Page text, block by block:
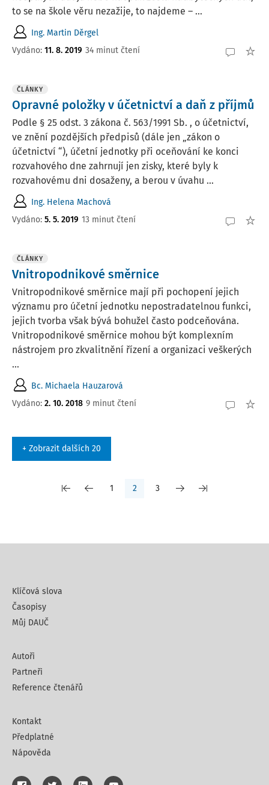
to se na škole věru nezažije, to najdeme – ...
Ing. Martin Děrgel
Vydáno: 11. 8. 2019 34 minut čtení
ČLÁNKY
Opravné položky v účetnictví a daň z příjmů
Podle § 25 odst. 3 zákona č. 563/1991 Sb. , o účetnictví,
ve znění pozdějších předpisů (dále jen „zákon o
účetnictví “), účetní jednotky při oceňování ke konci
rozvahového dne zahrnují jen zisky, které byly k
rozvahovému dni dosaženy, a berou v úvahu ...
Ing. Helena Machová
Vydáno: 5. 5. 2019 13 minut čtení
ČLÁNKY
Vnitropodnikové směrnice
Vnitropodnikové směrnice mají při pochopení jejich
významu pro účetní jednotku nepostradatelnou funkci,
jejich tvorba však bývá bohužel často podceňována.
Vnitropodnikové směrnice mohou být komplexním
nástrojem pro zkvalitnění řízení a organizaci veškerých
...
Bc. Michaela Hauzarová
Vydáno: 2. 10. 2018 9 minut čtení
+ Zobrazit dalších 20
1 2 3
Klíčová slova
Časopisy
Můj DAUČ
Autoři
Partneři
Reference čtenářů
Kontakt
Předplatné
Nápověda